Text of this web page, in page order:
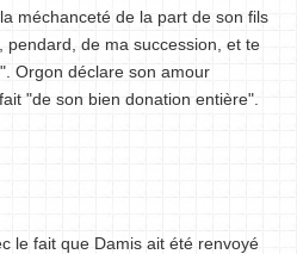
méchanceté de la part de son fils
de ma succession, et te
Orgon déclare son amour
"de son bien donation entière".
le fait que Damis ait été renvoyé